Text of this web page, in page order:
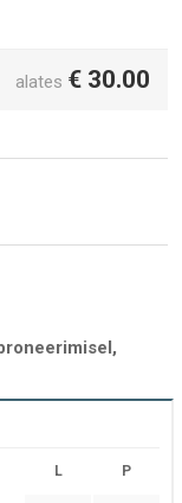
alates € 30.00
L P